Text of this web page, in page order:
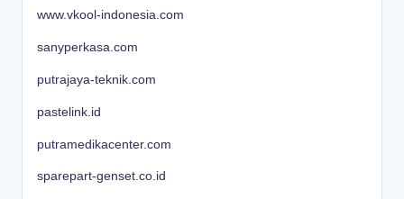
www.vkool-indonesia.com
sanyperkasa.com
putrajaya-teknik.com
pastelink.id
putramedikacenter.com
sparepart-genset.co.id